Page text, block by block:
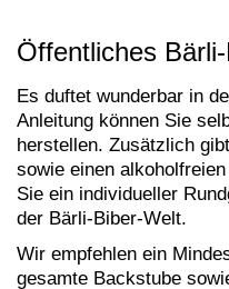
Öffentliches
Es duftet wunderbar in
Anleitung können Sie
herstellen. Zusätzlich
sowie einen
Sie ein individueller
der Bärli-Biber-Welt.
Wir empfehlen ein
gesamte Backstube